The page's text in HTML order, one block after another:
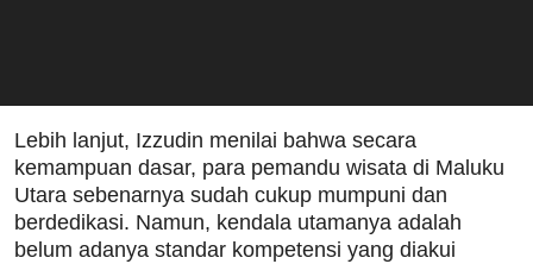
Lebih lanjut, Izzudin menilai bahwa secara
kemampuan dasar, para pemandu wisata di Maluku
Utara sebenarnya sudah cukup mumpuni dan
berdedikasi. Namun, kendala utamanya adalah
belum adanya standar kompetensi yang diakui